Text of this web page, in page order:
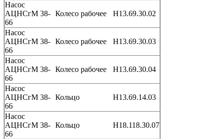
Насос
АЦНСгМ 38-
66
Колесо рабочее Н13.69.30.02
Насос
АЦНСгМ 38-
66
Колесо рабочее Н13.69.30.03
Насос
АЦНСгМ 38-
66
Колесо рабочее Н13.69.30.04
Насос
АЦНСгМ 38-
66
Кольцо Н13.69.14.03
Насос
АЦНСгМ 38-
66
Кольцо Н18.118.30.07